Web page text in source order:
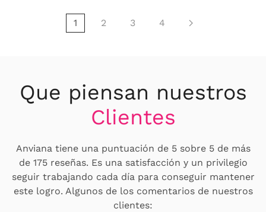
1 2 3 4
Que piensan nuestros
Clientes
Anviana tiene una puntuación de 5 sobre 5 de más
de 175 reseñas. Es una satisfacción y un privilegio
seguir trabajando cada día para conseguir mantener
este logro. Algunos de los comentarios de nuestros
clientes: